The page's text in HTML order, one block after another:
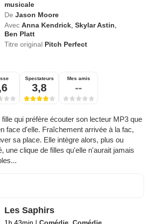
musicale
De Jason Moore
Avec Anna Kendrick ,Skylar Astin
Ben Platt
Titre original Pitch Perfect
Spectateurs
3,8
Mes amis
--
qui préfère écouter son lecteur MP3 que
face d'elle. Fraîchement arrivée à la fac,
sa place. Elle intègre alors, plus ou
une clique de filles qu'elle n'aurait jamais
Les Saphirs
1h 43min | Comédie ,Comédie